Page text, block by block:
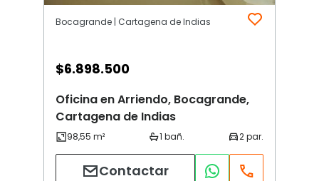
Bocagrande | Cartagena de Indias
$6.898.500
Oficina en Arriendo, Bocagrande,
Cartagena de Indias
Contactar